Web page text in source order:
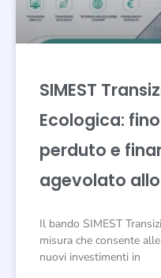
SIMEST
Ecologica:
perduto e
agevolato allo
Il bando SIMEST
misura che consente
nuovi investimenti in